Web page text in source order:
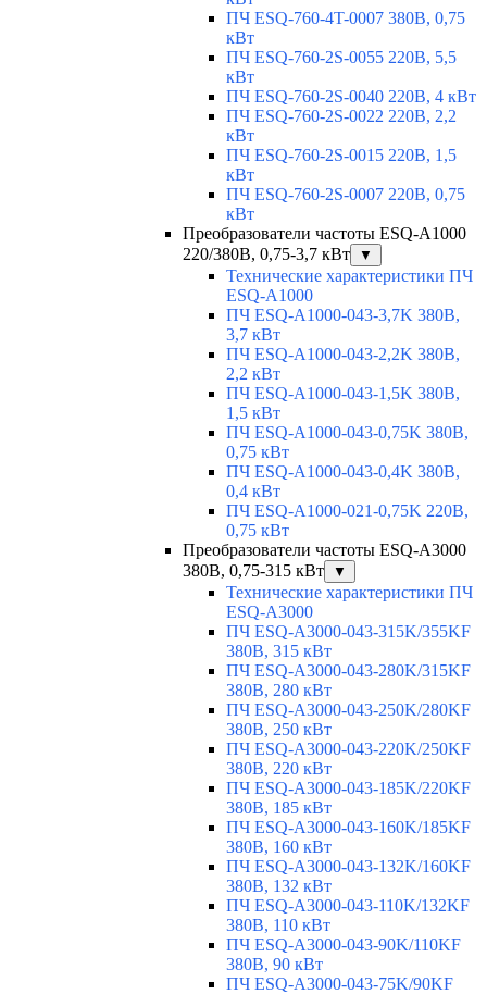
ПЧ ESQ-760-4T-0007 380В, 0,75
кВт
ПЧ ESQ-760-2S-0055 220В, 5,5
кВт
ПЧ ESQ-760-2S-0040 220В, 4 кВт
ПЧ ESQ-760-2S-0022 220В, 2,2
кВт
ПЧ ESQ-760-2S-0015 220В, 1,5
кВт
ПЧ ESQ-760-2S-0007 220В, 0,75
кВт
Преобразователи частоты ESQ-A1000
220/380В, 0,75-3,7 кВт
▼
Технические характеристики ПЧ
ESQ-A1000
ПЧ ESQ-A1000-043-3,7K 380В,
3,7 кВт
ПЧ ESQ-A1000-043-2,2K 380В,
2,2 кВт
ПЧ ESQ-A1000-043-1,5K 380В,
1,5 кВт
ПЧ ESQ-A1000-043-0,75K 380В,
0,75 кВт
ПЧ ESQ-A1000-043-0,4K 380В,
0,4 кВт
ПЧ ESQ-A1000-021-0,75K 220В,
0,75 кВт
Преобразователи частоты ESQ-A3000
380В, 0,75-315 кВт
▼
Технические характеристики ПЧ
ESQ-A3000
ПЧ ESQ-A3000-043-315K/355KF
380В, 315 кВт
ПЧ ESQ-A3000-043-280K/315KF
380В, 280 кВт
ПЧ ESQ-A3000-043-250K/280KF
380В, 250 кВт
ПЧ ESQ-A3000-043-220K/250KF
380В, 220 кВт
ПЧ ESQ-A3000-043-185K/220KF
380В, 185 кВт
ПЧ ESQ-A3000-043-160K/185KF
380В, 160 кВт
ПЧ ESQ-A3000-043-132K/160KF
380В, 132 кВт
ПЧ ESQ-A3000-043-110K/132KF
380В, 110 кВт
ПЧ ESQ-A3000-043-90K/110KF
380В, 90 кВт
ПЧ ESQ-A3000-043-75K/90KF